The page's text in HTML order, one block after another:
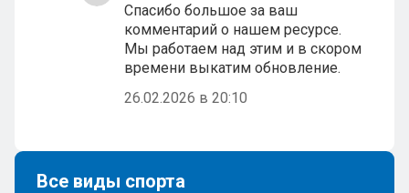
Спасибо большое за ваш
комментарий о нашем ресурсе.
Мы работаем над этим и в скором
времени выкатим обновление.
26.02.2026 в 20:10
Все виды спорта